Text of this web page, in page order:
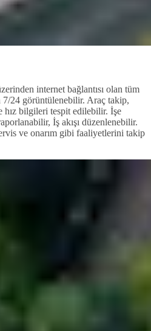
internet bağlantısı olan tüm
7/24 görüntülenebilir. Araç takip,
hız bilgileri tespit edilebilir. İşe
İş akışı düzenlenebilir.
ve onarım gibi faaliyetlerini takip